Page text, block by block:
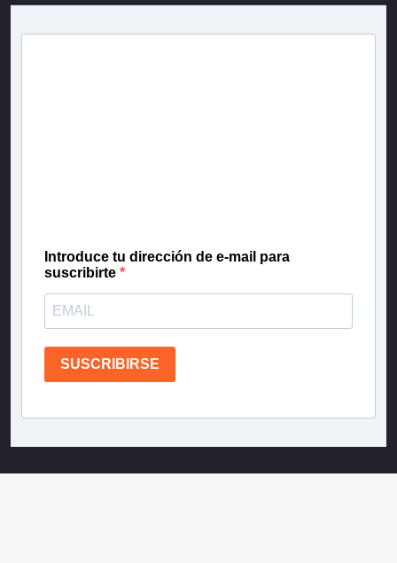
Introduce tu dirección de e-mail para
suscribirte
SUSCRIBIRSE